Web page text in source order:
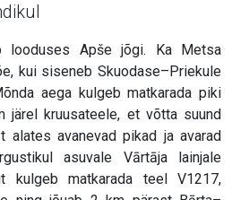
looduses Apše jõgi. Ka Metsa
kui siseneb Skuodase–Priekule
aega kulgeb matkarada piki
järel kruusateele, et võtta suund
alates avanevad pikad ja avarad
asuvale Vārtāja lainjale
kulgeb matkarada teel V1217,